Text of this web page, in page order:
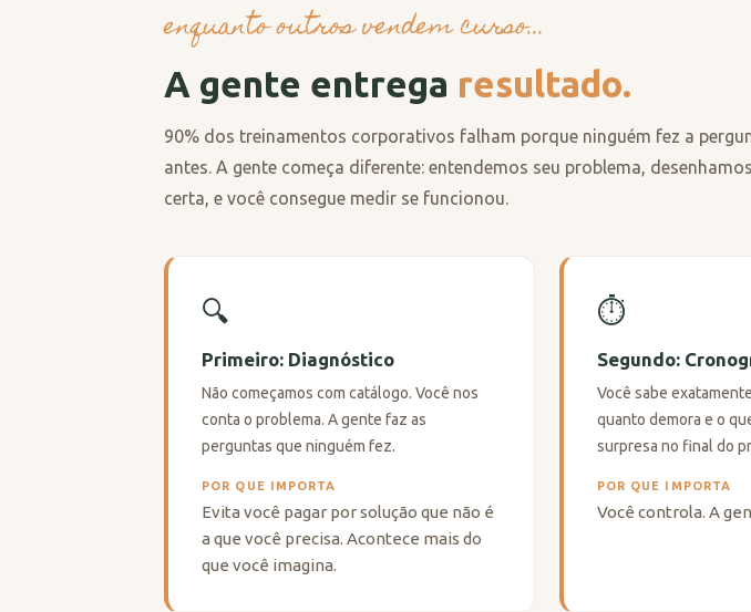
enquanto outros vendem curso...
A gente entrega resultado.
90% dos treinamentos corporativos falham porque ninguém fez a
antes. A gente começa diferente: entendemos seu problema,
certa, e você consegue medir se funcionou.
🔍
Primeiro: Diagnóstico
Não começamos com catálogo. Você nos
conta o problema. A gente faz as
perguntas que ninguém fez.
POR QUE IMPORTA
Evita você pagar por solução que não é
a que você precisa. Acontece mais do
que você imagina.
⏱️
Segundo:
Você sabe
quanto demora e o
surpresa no final do
POR QUE IMPORTA
Você controla. A